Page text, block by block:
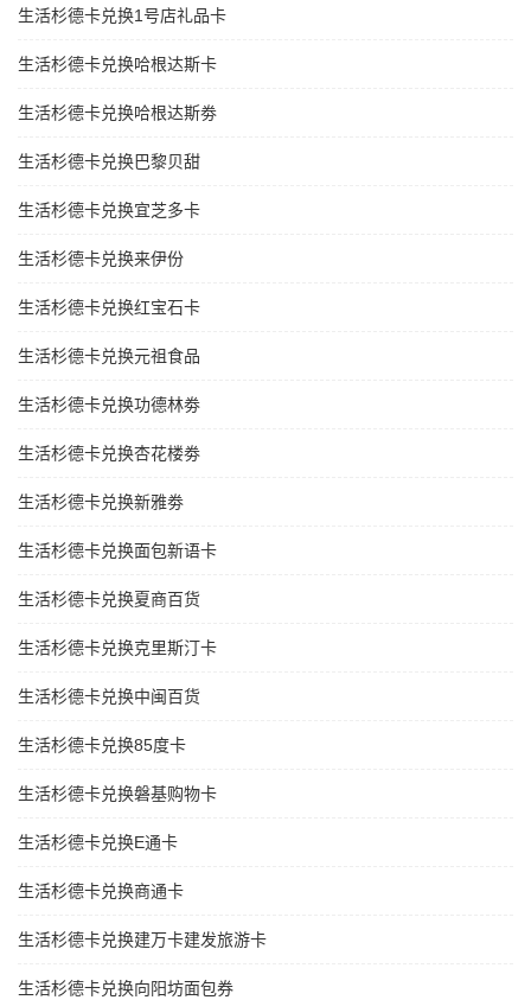
生活杉德卡兑换1号店礼品卡
生活杉德卡兑换哈根达斯卡
生活杉德卡兑换哈根达斯劵
生活杉德卡兑换巴黎贝甜
生活杉德卡兑换宜芝多卡
生活杉德卡兑换来伊份
生活杉德卡兑换红宝石卡
生活杉德卡兑换元祖食品
生活杉德卡兑换功德林劵
生活杉德卡兑换杏花楼劵
生活杉德卡兑换新雅劵
生活杉德卡兑换面包新语卡
生活杉德卡兑换夏商百货
生活杉德卡兑换克里斯汀卡
生活杉德卡兑换中闽百货
生活杉德卡兑换85度卡
生活杉德卡兑换磐基购物卡
生活杉德卡兑换E通卡
生活杉德卡兑换商通卡
生活杉德卡兑换建万卡建发旅游卡
生活杉德卡兑换向阳坊面包券